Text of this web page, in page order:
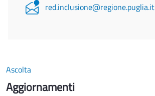
red.inclusione@regione.puglia.it
Ascolta
Aggiornamenti